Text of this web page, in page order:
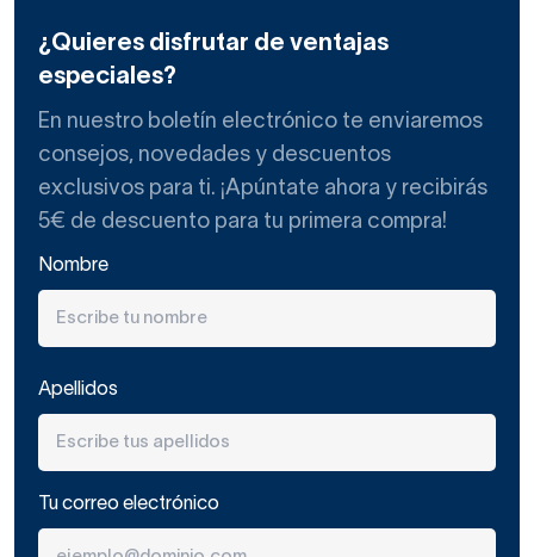
¿Quieres disfrutar de ventajas
especiales?
En nuestro boletín electrónico te enviaremos
consejos, novedades y descuentos
exclusivos para ti. ¡Apúntate ahora y recibirás
5€ de descuento para tu primera compra!
Nombre
Apellidos
Tu correo electrónico